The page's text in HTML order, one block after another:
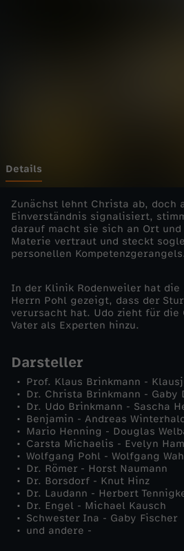
l
d
k
i
i
k
-
S
t
u
Details
Zunächst lehnt Christa ab, doch
Einverständnis signalisiert,
darauf macht sie sich an Ort
Materie vertraut und steckt
personellen Kompetenzgerangels.
In der Klinik Rodenweiler hat die
Herrn Pohl gezeigt, dass der
verursacht hat. Udo zieht für die
Vater als Experten hinzu.
Darsteller
Prof. Klaus Brinkmann -
Dr. Christa Brinkmann - Gaby
Dr. Udo Brinkmann - Sascha
Benjamin - Andreas
Mario Henning - Douglas
Carsta Michaelis - Evelyn
Wolfgang Pohl - Wolfgang
Dr. Römer - Horst Naumann
Dr. Borsdorf - Knut Hinz
Dr. Laudann - Herbert
Dr. Engel - Michael Kausch
Schwester Ina - Gaby Fischer
und andere -